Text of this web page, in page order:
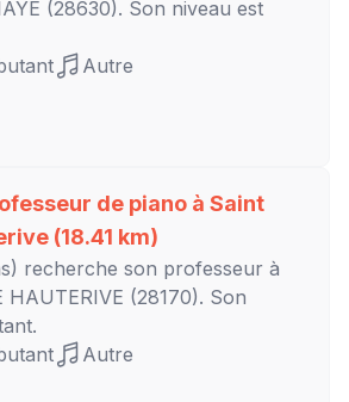
(28630). Son niveau est
Autre
de piano à Saint
(18.41 km)
recherche son professeur à
HAUTERIVE (28170). Son
.
Autre